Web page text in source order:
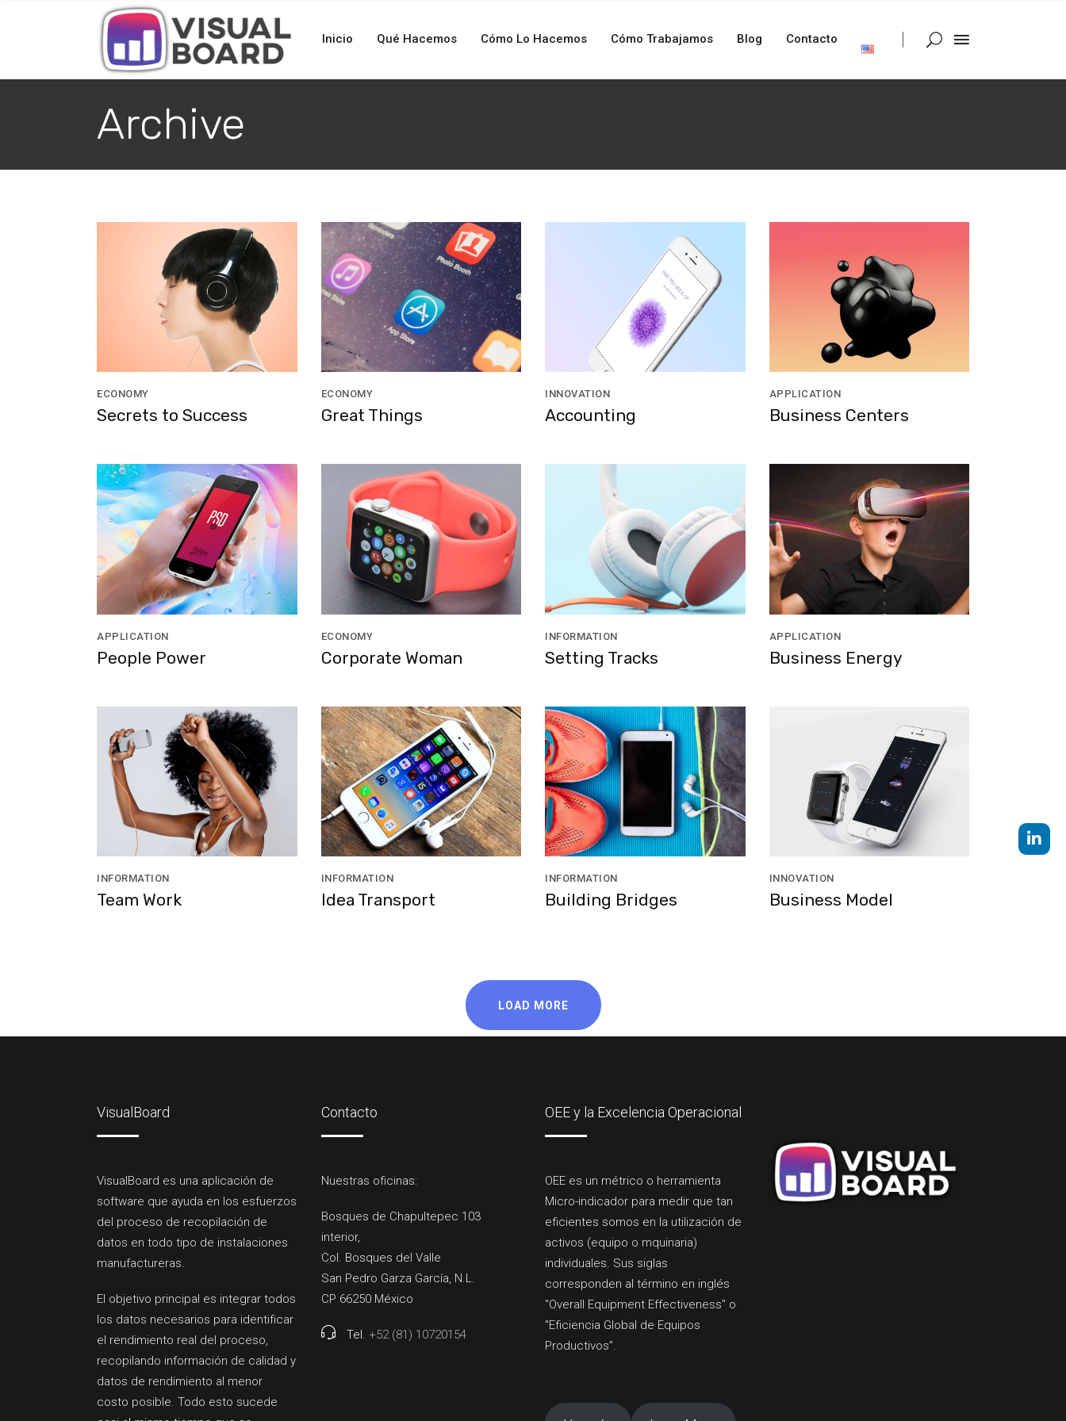
Inicio Qué Hacemos Cómo Lo Hacemos Cómo Trabajamos Blog Contacto
Archive
ECONOMY
Secrets to Success
ECONOMY
Great Things
INNOVATION
Accounting
APPLICATION
Business Centers
APPLICATION
People Power
ECONOMY
Corporate Woman
INFORMATION
Setting Tracks
APPLICATION
Business Energy
INFORMATION
Team Work
INFORMATION
Idea Transport
INFORMATION
Building Bridges
INNOVATION
Business Model
LOAD MORE
VisualBoard
VisualBoard es una aplicación de
software que ayuda en los esfuerzos
del proceso de recopilación de
datos en todo tipo de instalaciones
manufactureras.
El objetivo principal es integrar todos
los datos necesarios para identificar
el rendimiento real del proceso,
recopilando información de calidad y
datos de rendimiento al menor
costo posible. Todo esto sucede
Contacto
Nuestras oficinas:
Bosques de Chapultepec 103
interior,
Col. Bosques del Valle
San Pedro Garza García, N.L.
CP 66250 México
Tel. +52 (81) 10720154
OEE y la Excelencia Operacional
OEE es un métrico o herramienta
Micro-indicador para medir que tan
eficientes somos en la utilización de
activos (equipo o mquinaria)
individuales. Sus siglas
corresponden al término en inglés
"Overall Equipment Effectiveness" o
"Eficiencia Global de Equipos
Productivos”.